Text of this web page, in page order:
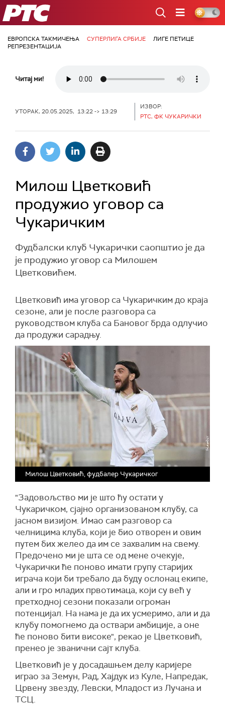
РТС
ЕВРОПСКА ТАКМИЧЕЊА СУПЕРЛИГА СРБИЈЕ
ЛИГЕ ПЕТИЦЕ
РЕПРЕЗЕНТАЦИЈА
Читај ми!
УТОРАК, 20.05.2025, 13:22 -> 13:29
ИЗВОР:
РТС, ФК ЧУКАРИЧКИ
Милош Цветковић
продужио уговор са
Чукаричким
Фудбалски клуб Чукарички саопштио је да
је продужио уговор са Милошем
Цветковићем.
Цветковић има уговор са Чукаричким до краја
сезоне, али је после разговора са
руководством клуба са Бановог брда одлучио
да продужи сарадњу.
Милош Цветковић, фудбалер Чукаричког
"Задовољство ми је што ћу остати у
Чукаричком, сјајно организованом клубу, са
јасном визијом. Имао сам разговор са
челницима клуба, који је био отворен и овим
путем бих желео да им се захвалим на свему.
Предочено ми је шта се од мене очекује,
Чукарички ће поново имати групу старијих
играча који би требало да буду ослонац екипе,
али и гро младих првотимаца, који су већ у
претходној сезони показали огроман
потенцијал. На нама је да их усмеримо, али и да
клубу помогнемо да оствари амбиције, а оне
ће поново бити високе", рекао је Цветковић,
пренео је званични сајт клуба.
Цветковић је у досадашњем делу каријере
играо за Земун, Рад, Хајдук из Куле, Напредак,
Црвену звезду, Левски, Младост из Лучана и
ТСЦ.